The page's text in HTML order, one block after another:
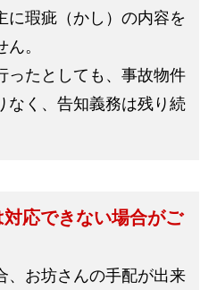
に瑕疵（かし）の内容を
。
ったとしても、事故物件
なく、告知義務は残り続
応できない場合がご
、お坊さんの手配が出来